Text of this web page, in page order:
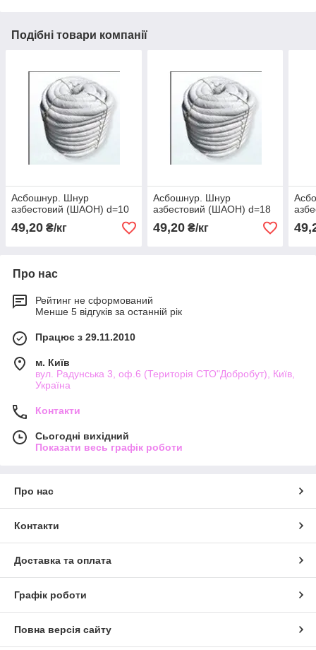
Подібні товари компанії
Асбошнур. Шнур
азбестовий (ШАОН) d=10
49,20 ₴/кг
Асбошнур. Шнур
азбестовий (ШАОН) d=18
49,20₴/кг
Про нас
Рейтинг не сформований
Менше 5 відгуків за останній рік
Працює з 29.11.2010
м. Київ
вул. Радунська 3, оф.6 (Територія СТО"Добробут), Київ,
Україна
Контакти
Сьогодні вихідний
Показати весь графік роботи
Про нас
Контакти
Доставка та оплата
Графік роботи
Повна версія сайту